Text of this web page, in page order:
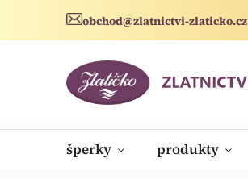
obchod@zlatnictvi-zlaticko.cz
šperky produkty